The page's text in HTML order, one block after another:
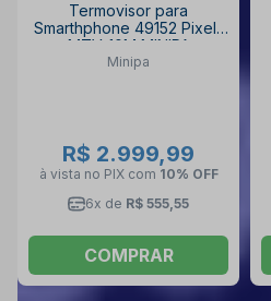
Termovisor para
Smarthphone 49152 Pixels
MTV-10M MINIPA
Minipa
R$ 2.999,99
à vista no PIX com 10% OFF
6x de R$ 555,55
COMPRAR